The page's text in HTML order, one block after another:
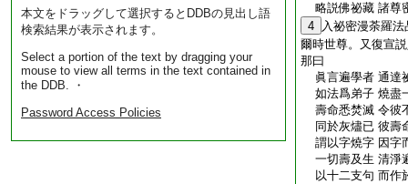
本文をドラッグして選択するとDDBの見出し語
検索結果が表示されます。
Select a portion of the text by dragging your
mouse to view all terms in the text contained in
the DDB. ・
Password Access Policies
略説佛祕藏 諸尊
4
入祕密漫荼羅
爾時世尊。又復宣
那曰
眞言遍學者 通達
如法爲弟子 燒盡
壽命悉焚滅 令彼
同於灰燼已 彼壽
謂以字燒字 因字
一切壽及生 清淨
以十二支句 而作